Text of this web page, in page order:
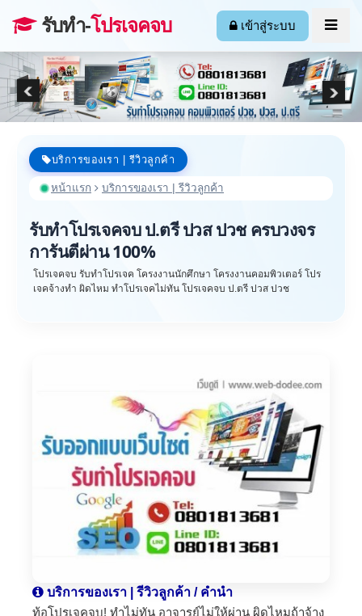
รับทำ-โปรเจคจบ เข้าสู่ระบบ
บริการของเรา | รีวิวลูกค้า
หน้าแรก บริการของเรา | รีวิวลูกค้า
รับทำโปรเจคจบ ป.ตรี ปวส ปวช ครบวงจร
การันตีผ่าน 100%
โปรเจคจบ รับทำโปรเจค โครงงานนักศึกษา โครงงานคอมพิวเตอร์ โปร
เจคจ้างทำ ผิดไหม ทำโปรเจคไม่ทัน โปรเจคจบ ป.ตรี ปวส ปวช
บริการของเรา | รีวิวลูกค้า / คำนำ
ท้อโปรเจคจบ! ทำไม่ทัน อาจารย์ไม่ให้ผ่าน ผิดไหมถ้าจ้าง